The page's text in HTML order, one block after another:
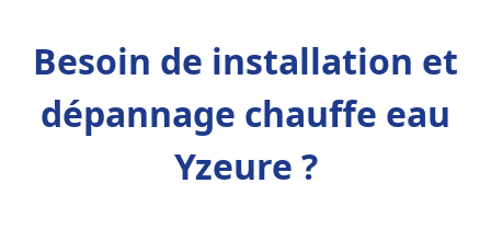
Besoin de installation et
dépannage chauffe eau
Yzeure ?